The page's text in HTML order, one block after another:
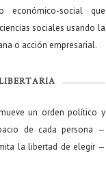
económico-social que
sociales usando la
o acción empresarial.
un orden político y
de cada persona —
la libertad de elegir —